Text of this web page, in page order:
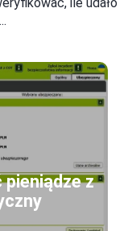
ile udało
z